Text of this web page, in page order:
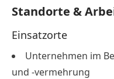
Standorte &
Einsatzorte
Unternehmen im
und -vermehrung